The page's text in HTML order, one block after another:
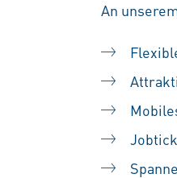
An